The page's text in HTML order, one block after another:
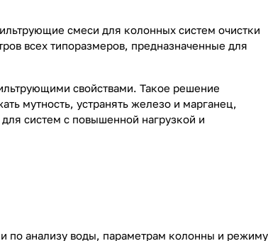
смеси для колонных систем очистки
всех типоразмеров, предназначенные для
свойствами. Такое решение
мутность, устранять железо и марганец,
систем с повышенной нагрузкой и
по анализу воды, параметрам колонны и режиму